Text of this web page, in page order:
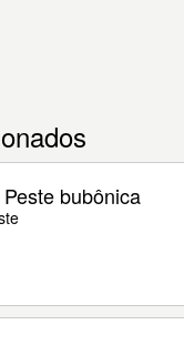
bubônica